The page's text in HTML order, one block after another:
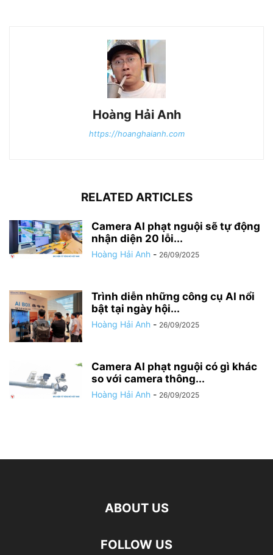
Hoàng Hải Anh
https://hoanghaianh.com
RELATED ARTICLES
Camera AI phạt nguội sẽ tự động
nhận diện 20 lỗi...
Hoàng Hải Anh - 26/09/2025
Trình diễn những công cụ AI nổi
bật tại ngày hội...
Hoàng Hải Anh - 26/09/2025
Camera AI phạt nguội có gì khác
so với camera thông...
Hoàng Hải Anh - 26/09/2025
ABOUT US
FOLLOW US